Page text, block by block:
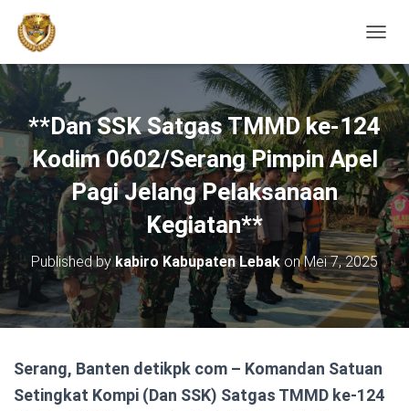
**Dan SSK Satgas TMMD ke-124
Kodim 0602/Serang Pimpin Apel
Pagi Jelang Pelaksanaan
Kegiatan**
Published bykabiro Kabupaten LebakonMei 7, 2025
Serang, Banten detikpk com – Komandan Satuan
Setingkat Kompi (Dan SSK) Satgas TMMD ke-124